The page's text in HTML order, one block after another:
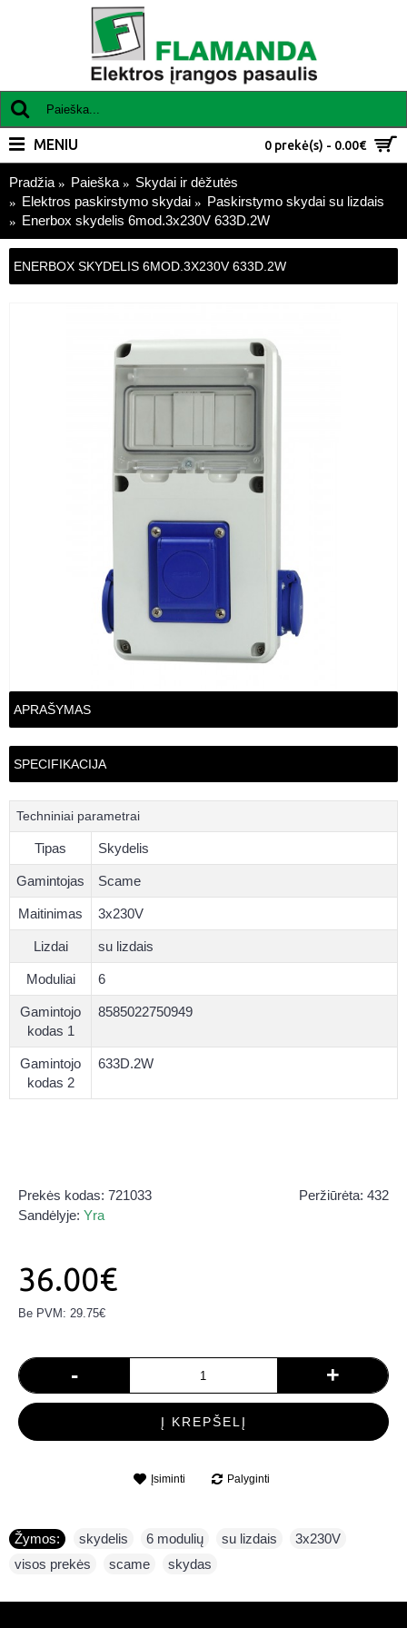
0 prekė(s) - 0.00€
MENIU
Pradžia Paieška
Skydai ir dėžutės
Elektros paskirstymo skydai
Paskirstymo skydai su lizdais
Enerbox skydelis 6mod.3x230V 633D.2W
ENERBOX SKYDELIS 6MOD.3X230V 633D.2W
APRAŠYMAS
SPECIFIKACIJA
Techniniai parametrai
Tipas Skydelis
Gamintojas Scame
Maitinimas 3x230V
Lizdai su lizdais
Moduliai 6
Gamintojo
kodas 1
8585022750949
Gamintojo
kodas 2
633D.2W
Peržiūrėta: 432
Prekės kodas: 721033
Sandėlyje: Yra
36.00€
Be PVM: 29.75€
- +
Į KREPŠELĮ
Įsiminti Palyginti
Žymos: skydelis 6 modulių su lizdais 3x230V
visos prekės
scame skydas